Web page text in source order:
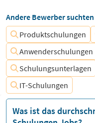
Andere Bewerber
Produktschulungen
Anwenderschulungen
Schulungsunterlagen
IT-Schulungen
Was ist das